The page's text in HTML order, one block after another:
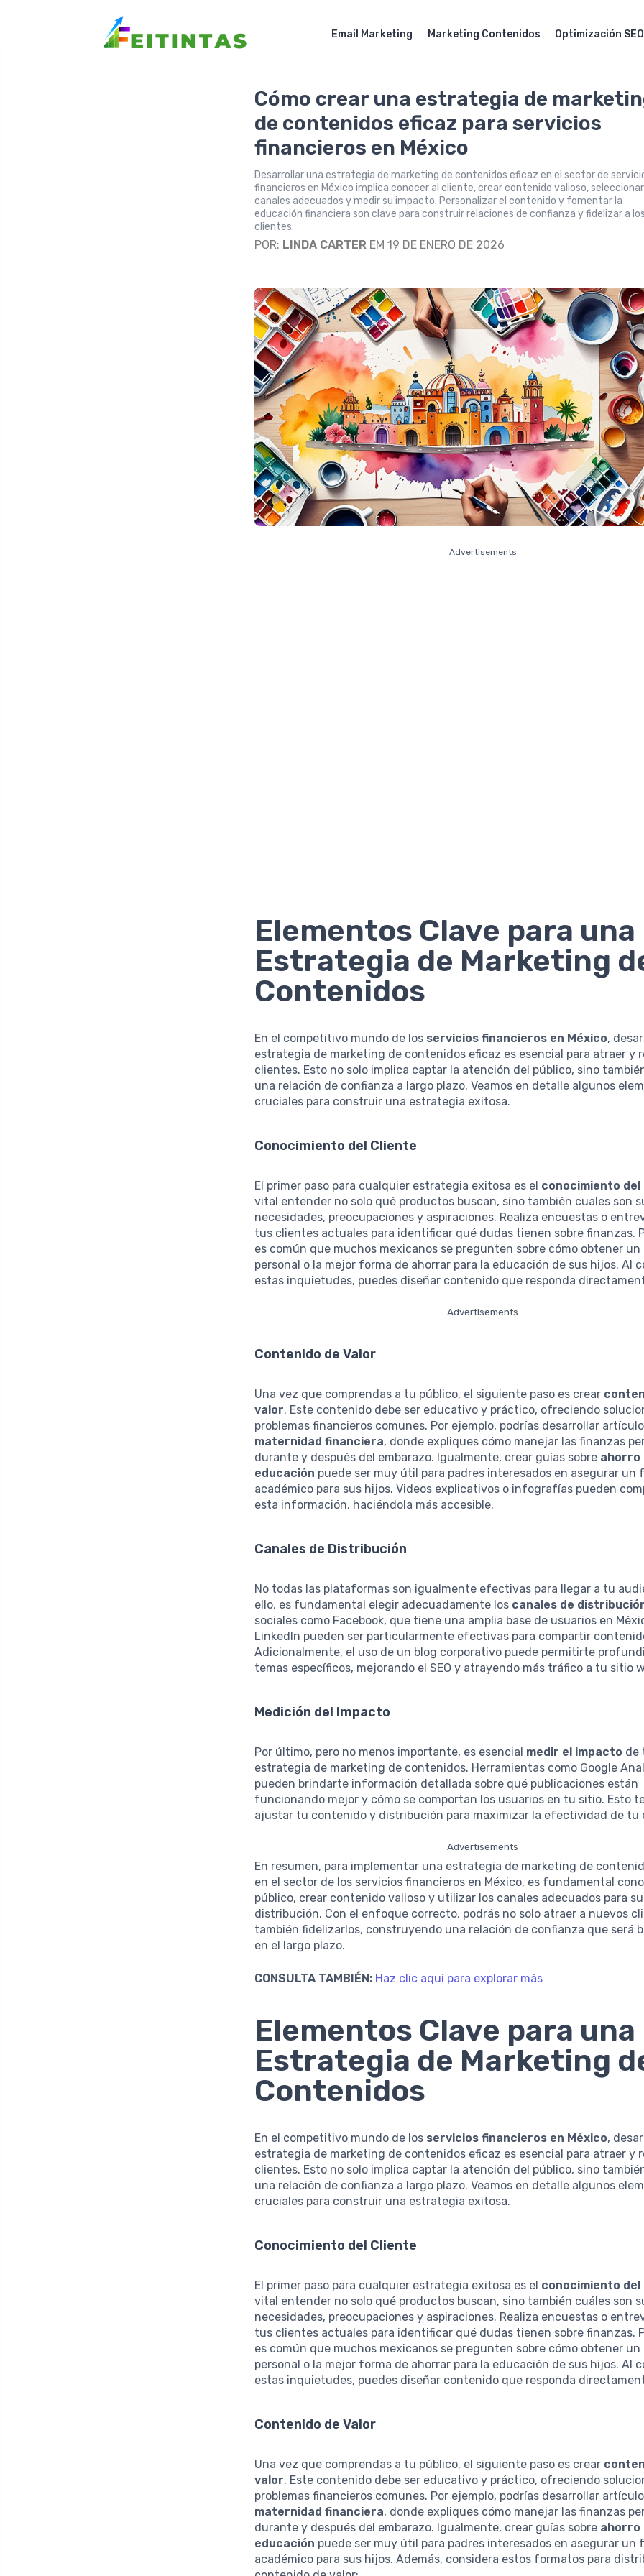
Email Marketing Marketing Contenidos Optimización SEO
Cómo crear una estrategia de
de contenidos eficaz para servicios
financieros en México
Desarrollar una estrategia de marketing de contenidos eficaz en el sector de
financieros en México implica conocer al cliente, crear contenido valioso,
canales adecuados y medir su impacto. Personalizar el contenido y fomentar la
educación financiera son clave para construir relaciones de confianza y fidelizar a
clientes.
POR: LINDA CARTER EM 19 DE ENERO DE 2026
Advertisements
Elementos Clave para una
Estrategia de Marketing
Contenidos
En el competitivo mundo de los servicios financieros en México,
estrategia de marketing de contenidos eficaz es esencial para atraer y
clientes. Esto no solo implica captar la atención del público, sino
una relación de confianza a largo plazo. Veamos en detalle algunos
cruciales para construir una estrategia exitosa.
Conocimiento del Cliente
El primer paso para cualquier estrategia exitosa es el conocimiento
vital entender no solo qué productos buscan, sino también cuales son
necesidades, preocupaciones y aspiraciones. Realiza encuestas o
tus clientes actuales para identificar qué dudas tienen sobre finanzas.
es común que muchos mexicanos se pregunten sobre cómo obtener
personal o la mejor forma de ahorrar para la educación de sus hijos. Al
estas inquietudes, puedes diseñar contenido que responda
Advertisements
Contenido de Valor
Una vez que comprendas a tu público, el siguiente paso es crear
valor. Este contenido debe ser educativo y práctico, ofreciendo
problemas financieros comunes. Por ejemplo, podrías desarrollar
maternidad financiera, donde expliques cómo manejar las finanzas
durante y después del embarazo. Igualmente, crear guías sobre ahorro
educación puede ser muy útil para padres interesados en asegurar un
académico para sus hijos. Videos explicativos o infografías pueden
esta información, haciéndola más accesible.
Canales de Distribución
No todas las plataformas son igualmente efectivas para llegar a tu
ello, es fundamental elegir adecuadamente los canales de
sociales como Facebook, que tiene una amplia base de usuarios en
LinkedIn pueden ser particularmente efectivas para compartir
Adicionalmente, el uso de un blog corporativo puede permitirte
temas específicos, mejorando el SEO y atrayendo más tráfico a tu sitio
Medición del Impacto
Por último, pero no menos importante, es esencial medir el impacto de
estrategia de marketing de contenidos. Herramientas como Google
pueden brindarte información detallada sobre qué publicaciones están
funcionando mejor y cómo se comportan los usuarios en tu sitio. Esto
ajustar tu contenido y distribución para maximizar la efectividad de tu
Advertisements
En resumen, para implementar una estrategia de marketing de
en el sector de los servicios financieros en México, es fundamental
público, crear contenido valioso y utilizar los canales adecuados para su
distribución. Con el enfoque correcto, podrás no solo atraer a nuevos
también fidelizarlos, construyendo una relación de confianza que será
en el largo plazo.
CONSULTA TAMBIÉN: Haz clic aquí para explorar más
Elementos Clave para una
Estrategia de Marketing
Contenidos
En el competitivo mundo de los servicios financieros en México,
estrategia de marketing de contenidos eficaz es esencial para atraer y
clientes. Esto no solo implica captar la atención del público, sino
una relación de confianza a largo plazo. Veamos en detalle algunos
cruciales para construir una estrategia exitosa.
Conocimiento del Cliente
El primer paso para cualquier estrategia exitosa es el conocimiento
vital entender no solo qué productos buscan, sino también cuáles son
necesidades, preocupaciones y aspiraciones. Realiza encuestas o
tus clientes actuales para identificar qué dudas tienen sobre finanzas.
es común que muchos mexicanos se pregunten sobre cómo obtener
personal o la mejor forma de ahorrar para la educación de sus hijos. Al
estas inquietudes, puedes diseñar contenido que responda
Contenido de Valor
Una vez que comprendas a tu público, el siguiente paso es crear
valor. Este contenido debe ser educativo y práctico, ofreciendo
problemas financieros comunes. Por ejemplo, podrías desarrollar
maternidad financiera, donde expliques cómo manejar las finanzas
durante y después del embarazo. Igualmente, crear guías sobre ahorro
educación puede ser muy útil para padres interesados en asegurar un
académico para sus hijos. Además, considera estos formatos para